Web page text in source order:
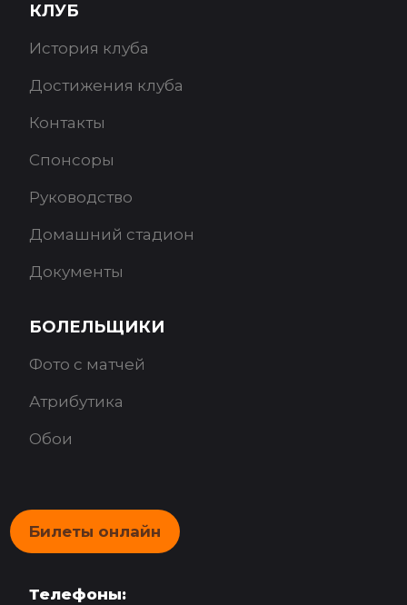
КЛУБ
История клуба
Достижения клуба
Контакты
Спонсоры
Руководство
Домашний стадион
Документы
БОЛЕЛЬЩИКИ
Фото с матчей
Атрибутика
Обои
Билеты онлайн
Телефоны: